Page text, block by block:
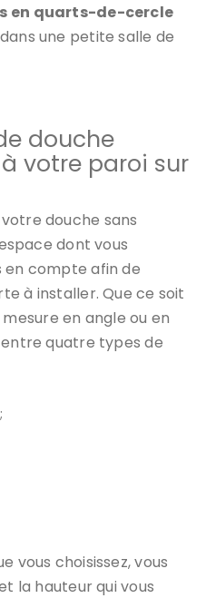
en quarts-de-cercle
une petite salle de
douche
votre paroi sur
douche sans
dont vous
en compte afin de
à installer. Que ce soit
mesure en angle ou en
entre quatre types de
;
vous choisissez, vous
la hauteur qui vous